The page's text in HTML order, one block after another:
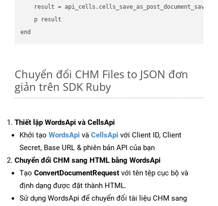
result =
    p result
Chuyển đổi CHM Files to JSON đơn
giản trên SDK Ruby
Thiết lập WordsApi và CellsApi
Khởi tạo WordsApi và CellsApi với Client ID, Client
Secret, Base URL & phiên bản API của bạn
Chuyển đổi CHM sang HTML bằng WordsApi
Tạo ConvertDocumentRequest với tên tệp cục bộ và
định dạng được đặt thành HTML.
Sử dụng WordsApi để chuyển đổi tài liệu CHM sang